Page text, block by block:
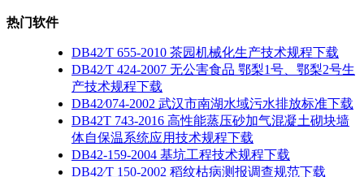
热门软件
DB42∕T 655-2010 茶园机械化生产技术规程下载
DB42∕T 424-2007 无公害食品 鄂梨1号、鄂梨2号生
产技术规程下载
DB42∕074-2002 武汉市南湖水域污水排放标准下载
DB42T 743-2016 高性能蒸压砂加气混凝土砌块墙
体自保温系统应用技术规程下载
DB42-159-2004 基坑工程技术规程下载
DB42∕T 150-2002 稻纹枯病测报调查规范下载